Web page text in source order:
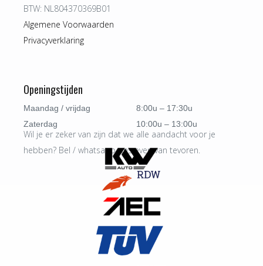
BTW: NL804370369B01
Algemene Voorwaarden
Privacyverklaring
Openingstijden
Maandag / vrijdag
8:00u – 17:30u
Zaterdag
10:00u – 13:00u
Wil je er zeker van zijn dat we alle aandacht voor je
hebben? Bel / whatsapp ons even van tevoren.